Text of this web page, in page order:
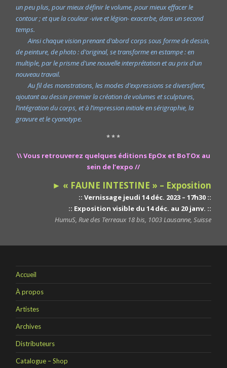
un peu plus, pour mieux définir le volume, pour mieux effacer le
contour ; et que la couleur -vive et légion- exacerbe, dans un second
temps.
Ainsi chaque vision prenant d’abord corps sous forme de dessin,
de peinture, de photo : d’original, se transforme en estampe : en
multiple, par le prisme d’une nouvelle interprétation et au prix d’un
nouveau travail.
Au fil des monstrations, les modes d’expressions se diversifient,
ajoutant au dessin premier la création de volumes et sculptures,
l’intégration du corps, et à l’impression initiale en sérigraphie, la
gravure et le cyanotype.
* * *
\\ Vous retrouverez quelques éditions EpOx et BoTOx au
sein de l’expo //
► « FAUNE INTESTINE » – Exposition
:: Vernissage jeudi 14 déc. 2023 – 17h30 ::
:: Exposition visible du 14 déc. au 20 janv. ::
HumuS, Rue des Terreaux 18 bis, 1003 Lausanne, Suisse
Accueil
À propos
Artistes
Archives
Distributeurs
Catalogue – Shop